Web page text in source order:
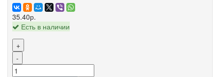
35.40р.
Есть в наличии
+
-